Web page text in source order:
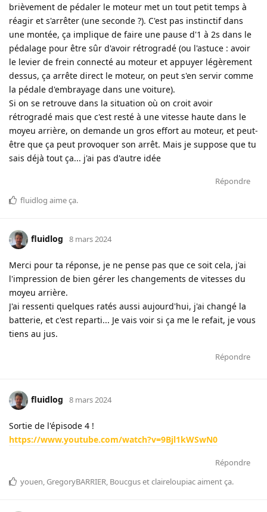
brièvement de pédaler le moteur met un tout petit temps à
réagir et s'arrêter (une seconde ?). C'est pas instinctif dans
une montée, ça implique de faire une pause d'1 à 2s dans le
pédalage pour être sûr d'avoir rétrogradé (ou l'astuce : avoir
le levier de frein connecté au moteur et appuyer légèrement
dessus, ça arrête direct le moteur, on peut s'en servir comme
la pédale d'embrayage dans une voiture).
Si on se retrouve dans la situation où on croit avoir
rétrogradé mais que c'est resté à une vitesse haute dans le
moyeu arrière, on demande un gros effort au moteur, et peut-
être que ça peut provoquer son arrêt. Mais je suppose que tu
sais déjà tout ça... j'ai pas d'autre idée
Répondre
fluidlog aime ça.
fluidlog 8 mars 2024
Merci pour ta réponse, je ne pense pas que ce soit cela, j'ai
l'impression de bien gérer les changements de vitesses du
moyeu arrière.
J'ai ressenti quelques ratés aussi aujourd'hui, j'ai changé la
batterie, et c'est reparti... Je vais voir si ça me le refait, je vous
tiens au jus.
Répondre
fluidlog 8 mars 2024
Sortie de l'épisode 4 !
https://www.youtube.com/watch?v=9Bjl1kWSwN0
Répondre
youen, GregoryBARRIER, Boucgusetclaireloupiacaiment ça.